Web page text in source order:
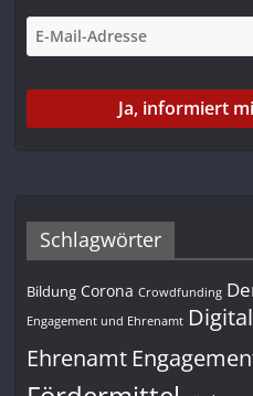
Schlagwörter
Bildung Corona Crowdfunding
Engagement und Ehrenamt
Ehrenamt